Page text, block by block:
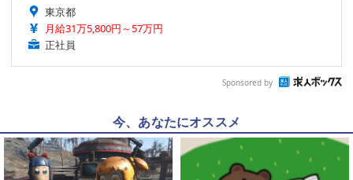
東京都
月給31万5,800円～57万円
正社員
Sponsored by
今、あなたにオススメ